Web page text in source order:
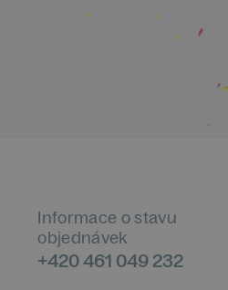
Informace o stavu
objednávek
+420 461 049 232